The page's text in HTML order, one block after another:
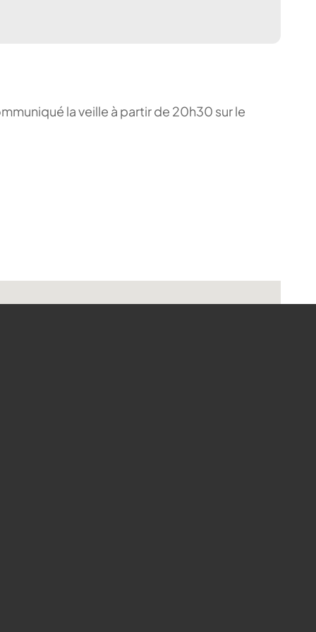
la veille à partir de 20h30 sur le